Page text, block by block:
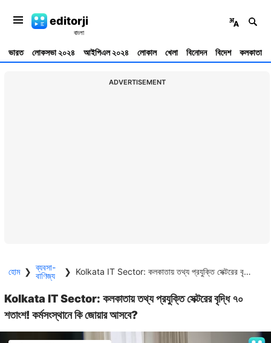
editorji
ভারত লোকসভা ২০২৪ আইপিএল ২০২৪ লোকাল খেলা বিনোদন বিদেশ কলকাতা
ADVERTISEMENT
হোম ❯ ব্যবসা-
বাণিজ্য
❯ Kolkata IT Sector: কলকাতায় তথ্য প্রযুক্তি সেক্টরের বৃদ্ধি ৭০ শতাংশ! কর্মসংস্থানে কি জোয়ার আসবে?
Kolkata IT Sector: কলকাতায় তথ্য প্রযুক্তি সেক্টরের বৃদ্ধি ৭০
শতাংশ! কর্মসংস্থানে কি জোয়ার আসবে?